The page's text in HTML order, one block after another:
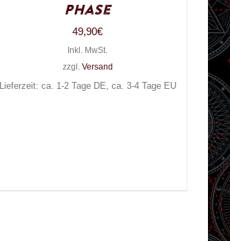
Phase
49,90€
Inkl. MwSt.
zzgl. Versand
Lieferzeit: ca. 1-2 Tage DE, ca. 3-4 Tage EU